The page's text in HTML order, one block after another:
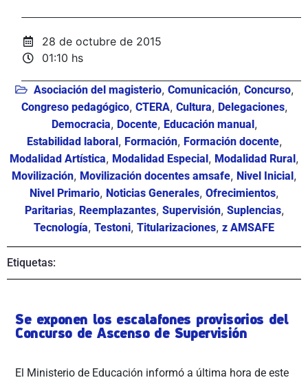
28 de octubre de 2015
01:10 hs
Asociación del magisterio, Comunicación, Concurso,
Congreso pedagógico, CTERA, Cultura, Delegaciones,
Democracia, Docente, Educación manual ,
Estabilidad laboral , Formación, Formación docente,
Modalidad Artística, Modalidad Especial , Modalidad Rural ,
Movilización, Movilización docentes amsafe, Nivel Inicial ,
Nivel Primario, Noticias Generales, Ofrecimientos,
Paritarias, Reemplazantes, Supervisión, Suplencias,
Tecnología, Testoni, Titularizaciones, z AMSAFE
Etiquetas:
Se exponen los escalafones provisorios del
Concurso de Ascenso de Supervisión
El Ministerio de Educación informó a última hora de este